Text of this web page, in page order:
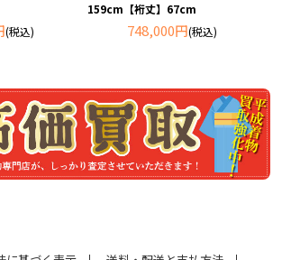
(税込)
159cm【裄丈】67cm
748,000円(税込)